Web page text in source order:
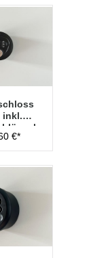
inkl.
1€*